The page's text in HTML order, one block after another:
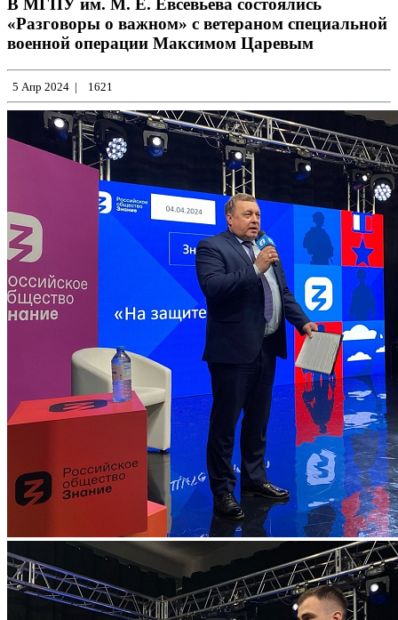
«Разговоры о важном» с ветераном специальной
военной операции Максимом Царевым
5 Апр 2024 | 1621